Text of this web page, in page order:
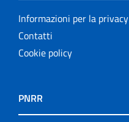
Informazioni per la privacy
Contatti
Cookie policy
PNRR